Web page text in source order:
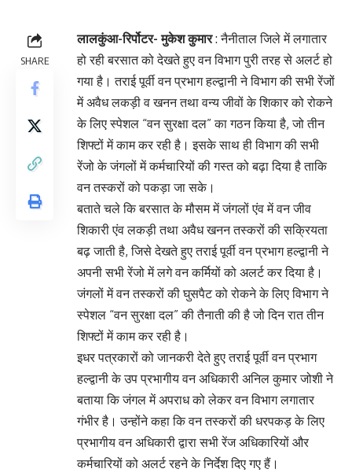
SHARE
लालकुंआ-रिर्पोटर- मुकेश कुमार: नैनीताल जिले में लगातार
हो रही बरसात को देखते हुए वन विभाग पुरी तरह से अलर्ट हो
गया है। तराई पूर्वी वन प्रभाग हल्द्वानी ने विभाग की सभी रेंजों
में अवैध लकड़ी व खनन तथा वन्य जीवों के शिकार को रोकने
के लिए स्पेशल “वन सुरक्षा दल” का गठन किया है, जो तीन
शिफ्टों में काम कर रही है। इसके साथ ही विभाग की सभी
रेंजो के जंगलों में कर्मचारियों की गस्त को बढ़ा दिया है ताकि
वन तस्करों को पकड़ा जा सके।
बताते चले कि बरसात के मौसम में जंगलों एंव में वन जीव
शिकारी एंव लकड़ी तथा अवैध खनन तस्करों की सक्रियता
बढ़ जाती है, जिसे देखते हुए तराई पूर्वी वन प्रभाग हल्द्वानी ने
अपनी सभी रेंजो में लगे वन कर्मियों को अलर्ट कर दिया है।
जंगलों में वन तस्करों की घुसपैट को रोकने के लिए विभाग ने
स्पेशल “वन सुरक्षा दल” की तैनाती की है जो दिन रात तीन
शिफ्टों में काम कर रही है।
इधर पत्रकारों को जानकरी देते हुए तराई पूर्वी वन प्रभाग
हल्द्वानी के उप प्रभागीय वन अधिकारी अनिल कुमार जोशी ने
बताया कि जंगल में अपराध को लेकर वन विभाग लगातार
गंभीर है। उन्होंने कहा कि वन तस्करों की धरपकड़ के लिए
प्रभागीय वन अधिकारी द्वारा सभी रेंज अधिकारियों और
कर्मचारियों को अलर्ट रहने के निर्देश दिए गए हैं।